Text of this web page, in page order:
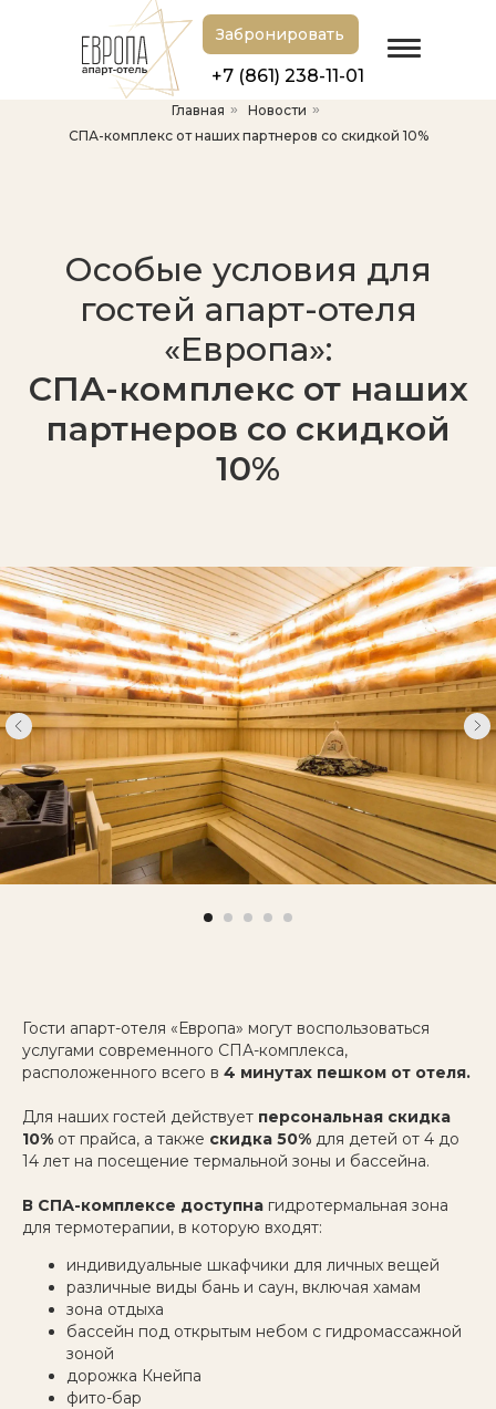
Забронировать
+7 (861) 238-11-01
Главная » Новости »
СПА-комплекс от наших партнеров со скидкой 10%
Особые условия для
гостей апарт-отеля
«Европа»:
СПА-комплекс от наших
партнеров со скидкой
10%
Гости апарт-отеля «Европа» могут воспользоваться
услугами современного СПА-комплекса,
расположенного всего в 4 минутах пешком от отеля.
Для наших гостей действует персональная скидка
10% от прайса, а также скидка 50% для детей от 4 до
14 лет на посещение термальной зоны и бассейна.
В СПА-комплексе доступна гидротермальная зона
для термотерапии, в которую входят:
индивидуальные шкафчики для личных вещей
различные виды бань и саун, включая хамам
зона отдыха
бассейн под открытым небом с гидромассажной
зоной
дорожка Кнейпа
фито-бар